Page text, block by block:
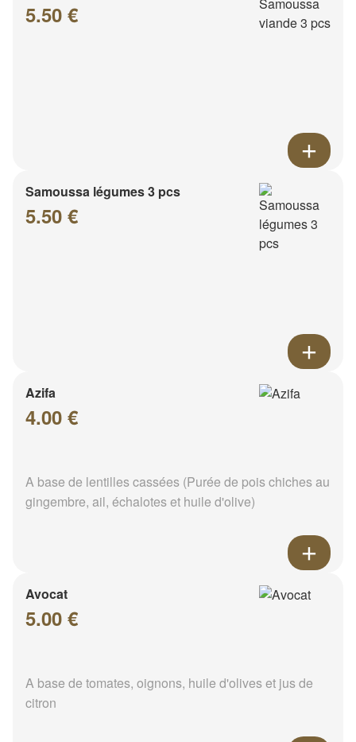
5.50 €
Samoussa légumes 3 pcs
5.50 €
Azifa
4.00 €
A base de lentilles cassées (Purée de pois chiches au
gingembre, ail, échalotes et huile d'olive)
Avocat
5.00 €
A base de tomates, oignons, huile d'olives et jus de
citron